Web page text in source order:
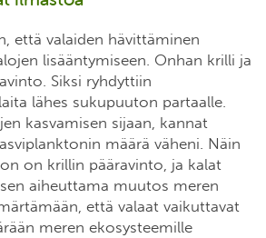
että valaiden hävittäminen
lisääntymiseen. Onhan krilli ja
Siksi ryhdyttiin
lähes sukupuuton partaalle.
kasvamisen sijaan, kannat
määrä väheni. Näin
on krillin pääravinto, ja kalat
aiheuttama muutos meren
että valaat vaikuttavat
meren ekosysteemille